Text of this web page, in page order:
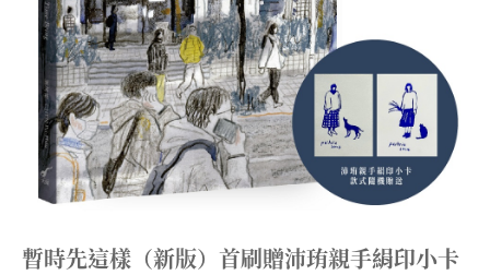
暫時先這樣（新版）首刷贈沛珛親手絹印小卡